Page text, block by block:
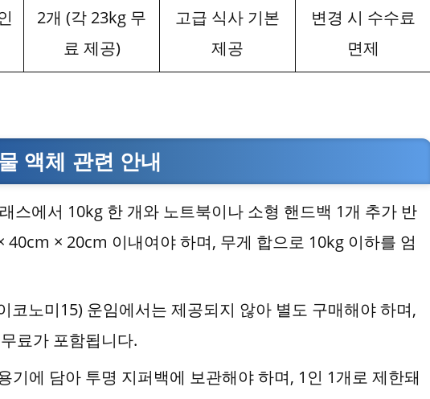
2개 (각 23kg 무
료 제공)
고급 식사 기본
제공
변경 시 수수료
면제
액체 관련 안내
스에서 10kg 한 개와 노트북이나 소형 핸드백 1개 추가 반
× 20cm 이내여야 하며, 무게 합으로 10kg 이하를 엄
코노미15) 운임에서는 제공되지 않아 별도 구매해야 하며,
료가 포함됩니다.
기에 담아 투명 지퍼백에 보관해야 하며, 1인 1개로 제한돼